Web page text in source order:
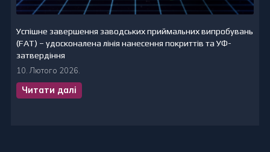
Успішне завершення заводських приймальних випробувань
(FAT) – удосконалена лінія нанесення покриттів та УФ-
затвердіння
10. Лютого 2026.
Читати далі